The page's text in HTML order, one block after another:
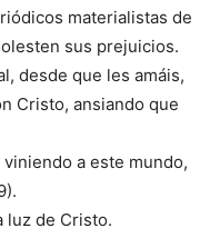
materialistas de
sus prejuicios.
desde que les amáis,
Cristo, ansiando que
a este mundo,
luz de Cristo.